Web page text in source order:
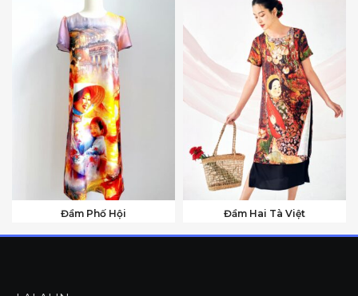
Đầm Phố Hội Đầm Hai Tà Việt